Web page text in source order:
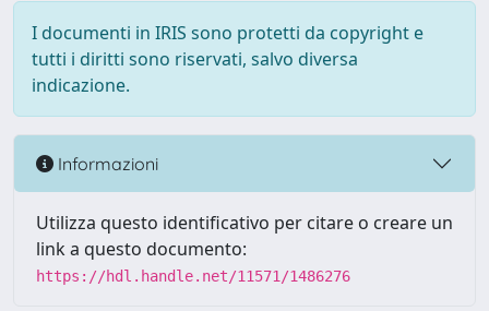
I documenti in IRIS sono protetti da copyright e
tutti i diritti sono riservati, salvo diversa
indicazione.
Informazioni
Utilizza questo identificativo per citare o creare un
link a questo documento:
https://hdl.handle.net/11571/1486276